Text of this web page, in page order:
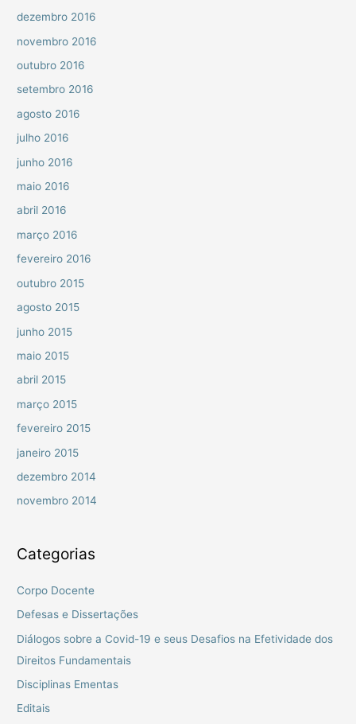
dezembro 2016
novembro 2016
outubro 2016
setembro 2016
agosto 2016
julho 2016
junho 2016
maio 2016
abril 2016
março 2016
fevereiro 2016
outubro 2015
agosto 2015
junho 2015
maio 2015
abril 2015
março 2015
fevereiro 2015
janeiro 2015
dezembro 2014
novembro 2014
Categorias
Corpo Docente
Defesas e Dissertações
Diálogos sobre a Covid-19 e seus Desafios na Efetividade dos
Direitos Fundamentais
Disciplinas Ementas
Editais